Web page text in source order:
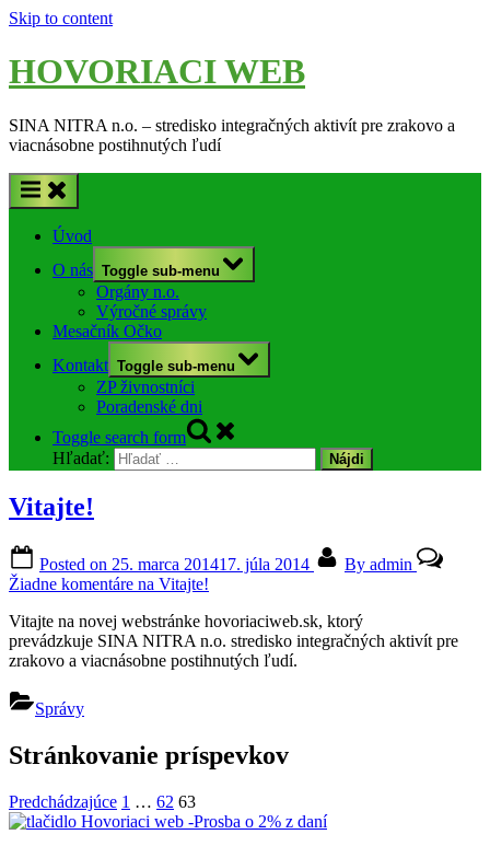
Skip to content
HOVORIACI WEB
SINA NITRA n.o. – stredisko integračných aktivít pre zrakovo a
viacnásobne postihnutých ľudí
Úvod
O nás Toggle sub-menu
Orgány n.o.
Výročné správy
Mesačník Očko
Kontakt Toggle sub-menu
ZP živnostníci
Poradenské dni
Toggle search form
Hľadať:
Vitajte!
Posted on 25. marca 201417. júla 2014 By admin
Žiadne komentáre na Vitajte!
Vitajte na novej webstránke hovoriaciweb.sk, ktorý
prevádzkuje SINA NITRA n.o. stredisko integračných aktivít pre
zrakovo a viacnásobne postihnutých ľudí.
Správy
Stránkovanie príspevkov
Predchádzajúce 1 … 62 63